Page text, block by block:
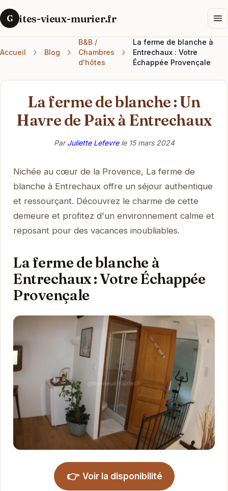
G ites-vieux-murier.fr
Accueil Blog
B&B /
Chambres
d'hôtes
La ferme de blanche à
Entrechaux : Votre
Échappée Provençale
La ferme de blanche : Un
Havre de Paix à Entrechaux
ParJuliette Lefevrele 15 mars 2024
Nichée au cœur de la Provence, La ferme de
blanche à Entrechaux offre un séjour authentique
et ressourçant. Découvrez le charme de cette
demeure et profitez d'un environnement calme et
reposant pour des vacances inoubliables.
La ferme de blanche à
Entrechaux : Votre Échappée
Provençale
👉 Voir la disponibilité